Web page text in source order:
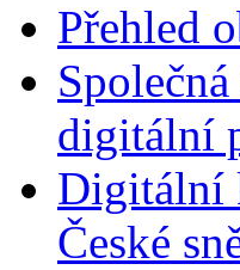
Přehled
digitální
Digitální
České